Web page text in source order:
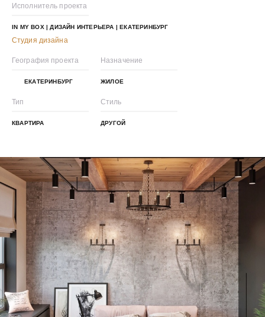
Исполнитель проекта
IN MY BOX | ДИЗАЙН ИНТЕРЬЕРА | ЕКАТЕРИНБУРГ
Студия дизайна
География проекта
ЕКАТЕРИНБУРГ
Назначение
ЖИЛОЕ
Тип
КВАРТИРА
Стиль
ДРУГОЙ